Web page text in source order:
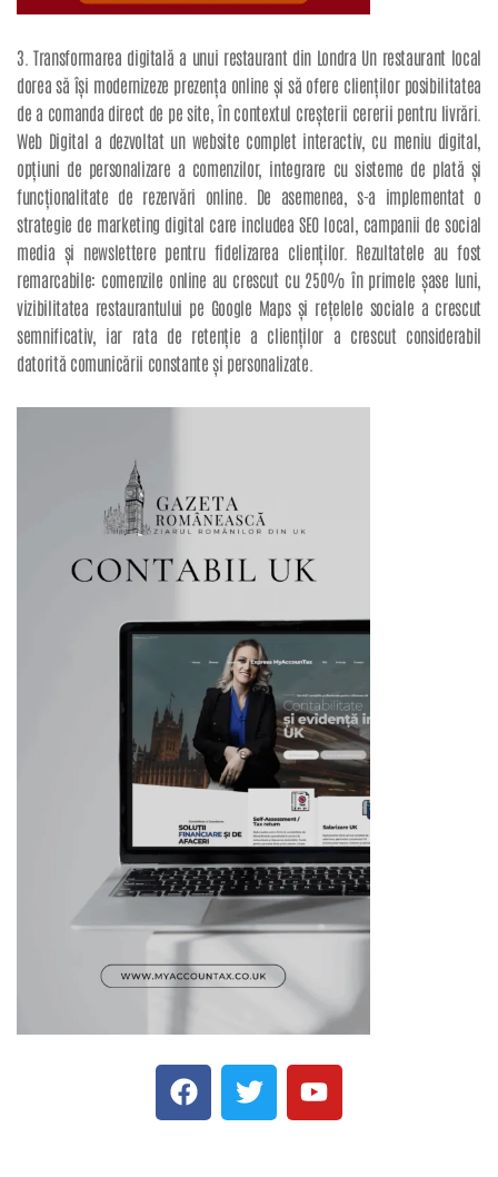
3. Transformarea digitală a unui restaurant din Londra Un restaurant local
dorea să își modernizeze prezența online și să ofere clienților posibilitatea
de a comanda direct de pe site, în contextul creșterii cererii pentru livrări.
Web Digital a dezvoltat un website complet interactiv, cu meniu digital,
opțiuni de personalizare a comenzilor, integrare cu sisteme de plată și
funcționalitate de rezervări online. De asemenea, s-a implementat o
strategie de marketing digital care includea SEO local, campanii de social
media și newslettere pentru fidelizarea clienților. Rezultatele au fost
remarcabile: comenzile online au crescut cu 250% în primele șase luni,
vizibilitatea restaurantului pe Google Maps și rețelele sociale a crescut
semnificativ, iar rata de retenție a clienților a crescut considerabil
datorită comunicării constante și personalizate.